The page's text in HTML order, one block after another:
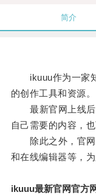
简介
ikuuu作为一家知
的创作工具和资源。
最新官网上线后
自己需要的内容，
除此之外，官网
和在线编辑器等，
ikuuu最新官网官方